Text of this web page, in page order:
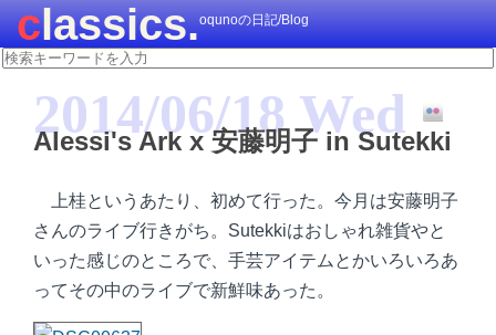
classics.oqunoの日記/Blog
2014/06/18 Wed
Alessi's Ark x 安藤明子 in Sutekki
上桂というあたり、初めて行った。今月は安藤明子
さんのライブ行きがち。Sutekkiはおしゃれ雑貨やと
いった感じのところで、手芸アイテムとかいろいろあ
ってその中のライブで新鮮味あった。